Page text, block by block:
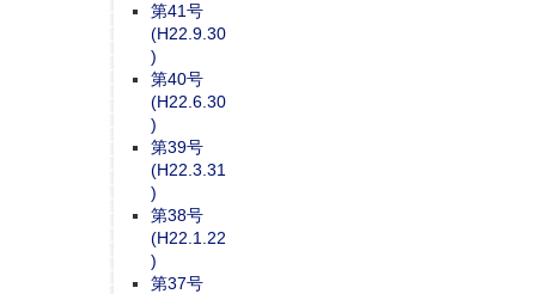
第41号
(H22.9.30
)
第40号
(H22.6.30
)
第39号
(H22.3.31
)
第38号
(H22.1.22
)
第37号